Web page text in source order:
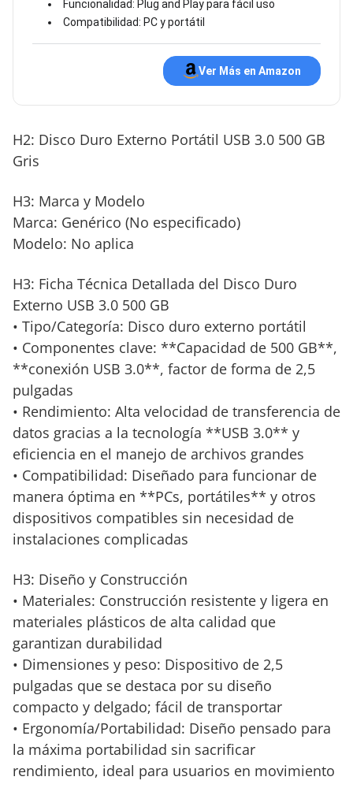
Funcionalidad: Plug and Play para fácil uso
Compatibilidad: PC y portátil
Ver Más en Amazon
H2: Disco Duro Externo Portátil USB 3.0 500 GB
Gris
H3: Marca y Modelo
Marca: Genérico (No especificado)
Modelo: No aplica
H3: Ficha Técnica Detallada del Disco Duro
Externo USB 3.0 500 GB
• Tipo/Categoría: Disco duro externo portátil
• Componentes clave: **Capacidad de 500 GB**,
**conexión USB 3.0**, factor de forma de 2,5
pulgadas
• Rendimiento: Alta velocidad de transferencia de
datos gracias a la tecnología **USB 3.0** y
eficiencia en el manejo de archivos grandes
• Compatibilidad: Diseñado para funcionar de
manera óptima en **PCs, portátiles** y otros
dispositivos compatibles sin necesidad de
instalaciones complicadas
H3: Diseño y Construcción
• Materiales: Construcción resistente y ligera en
materiales plásticos de alta calidad que
garantizan durabilidad
• Dimensiones y peso: Dispositivo de 2,5
pulgadas que se destaca por su diseño
compacto y delgado; fácil de transportar
• Ergonomía/Portabilidad: Diseño pensado para
la máxima portabilidad sin sacrificar
rendimiento, ideal para usuarios en movimiento